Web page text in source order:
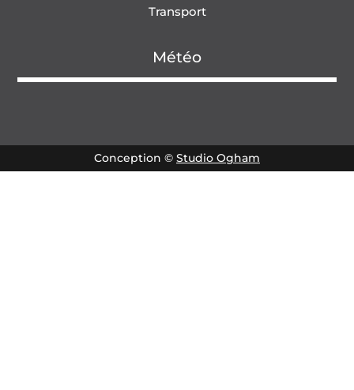
Transport
Météo
Conception © Studio Ogham